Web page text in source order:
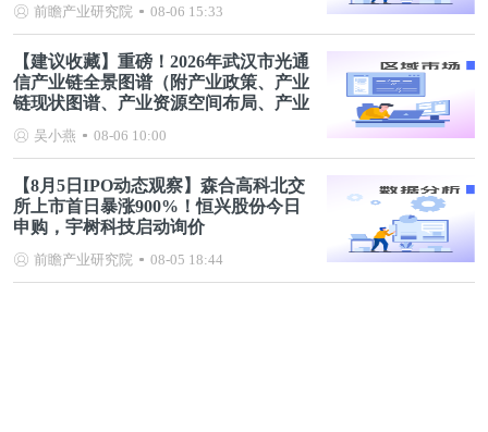
前瞻产业研究院 08-06 15:33
【建议收藏】重磅！2026年武汉市光通
信产业链全景图谱（附产业政策、产业
链现状图谱、产业资源空间布局、产业
吴小燕 08-06 10:00
【8月5日IPO动态观察】森合高科北交
所上市首日暴涨900%！恒兴股份今日
申购，宇树科技启动询价
前瞻产业研究院 08-05 18:44